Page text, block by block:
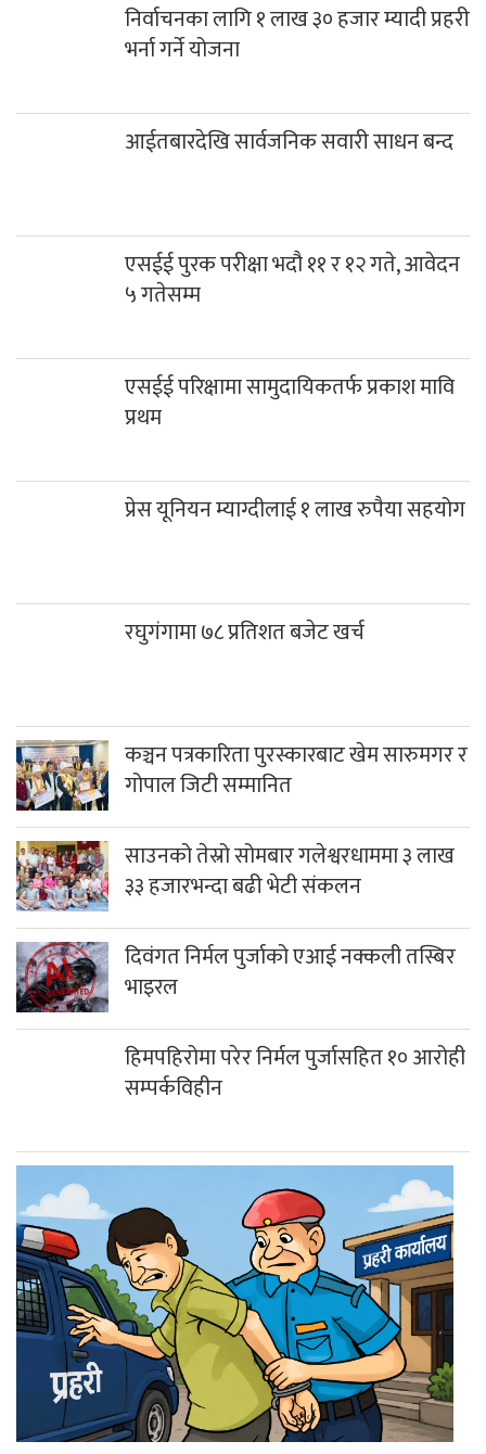
निर्वाचनका लागि १ लाख ३० हजार म्यादी प्रहरी
भर्ना गर्ने योजना
आईतबारदेखि सार्वजनिक सवारी साधन बन्द
एसईई पुरक परीक्षा भदौ ११ र १२ गते, आवेदन
५ गतेसम्म
एसईई परिक्षामा सामुदायिकतर्फ प्रकाश मावि
प्रथम
प्रेस यूनियन म्याग्दीलाई १ लाख रुपैया सहयोग
रघुगंगामा ७८ प्रतिशत बजेट खर्च
कञ्चन पत्रकारिता पुरस्कारबाट खेम सारुमगर र
गोपाल जिटी सम्मानित
साउनको तेस्रो सोमबार गलेश्वरधाममा ३ लाख
३३ हजारभन्दा बढी भेटी संकलन
दिवंगत निर्मल पुर्जाको एआई नक्कली तस्बिर
भाइरल
हिमपहिरोमा परेर निर्मल पुर्जासहित १० आरोही
सम्पर्कविहीन